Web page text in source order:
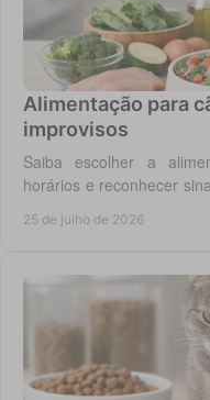
Alimentação para
improvisos
Saiba escolher a
horários e reconhecer
25 de julho de 2026